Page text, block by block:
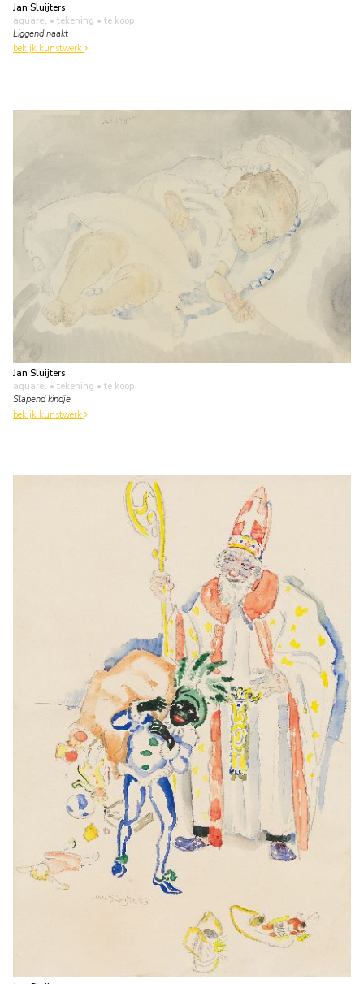
Jan Sluijters
aquarel • tekening • te koop
Liggend naakt
bekijk kunstwerk
Jan Sluijters
aquarel • tekening • te koop
Slapend kindje
bekijk kunstwerk